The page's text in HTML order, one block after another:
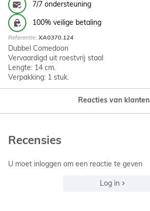
7/7 ondersteuning
100% veilige betaling
Referentie: XA0370.124
Dubbel Comedoon
Vervaardigd uit roestvrij staal
Lengte: 14 cm.
Verpakking: 1 stuk.
Reacties van klanten
Recensies
U moet inloggen om een reactie te geven
Log in